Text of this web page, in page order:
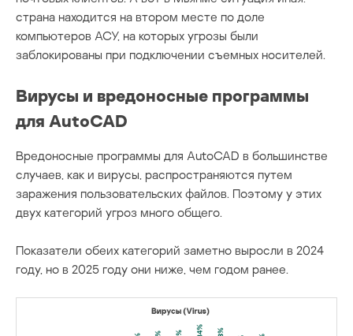
страна находится на втором месте по доле
компьютеров АСУ, на которых угрозы были
заблокированы при подключении съемных носителей.
Вирусы и вредоносные программы
для AutoCAD
Вредоносные программы для AutoCAD в большинстве
случаев, как и вирусы, распространяются путем
заражения пользовательских файлов. Поэтому у этих
двух категорий угроз много общего.
Показатели обеих категорий заметно выросли в 2024
году, но в 2025 году они ниже, чем годом ранее.